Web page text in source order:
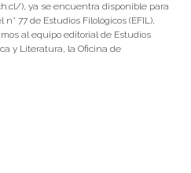
), ya se encuentra disponible para
77 de Estudios Filológicos (EFIL),
al equipo editorial de Estudios
y Literatura, la Oficina de